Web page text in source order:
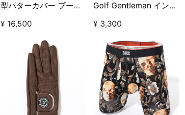
型パターカバー ブーツ
¥ 16,500
Golf Gentleman インス
ブ-左手用 / グレー
【GO/LOOK!限定販売】
¥ 3,300